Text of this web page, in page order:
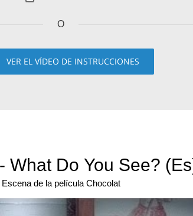
O
VER EL VÍDEO DE INSTRUCCIONES
What Do You See?
Escena de la película Chocolat